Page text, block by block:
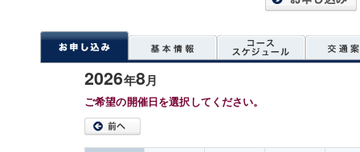
2026年8月
ご希望の開催日を選択してください。